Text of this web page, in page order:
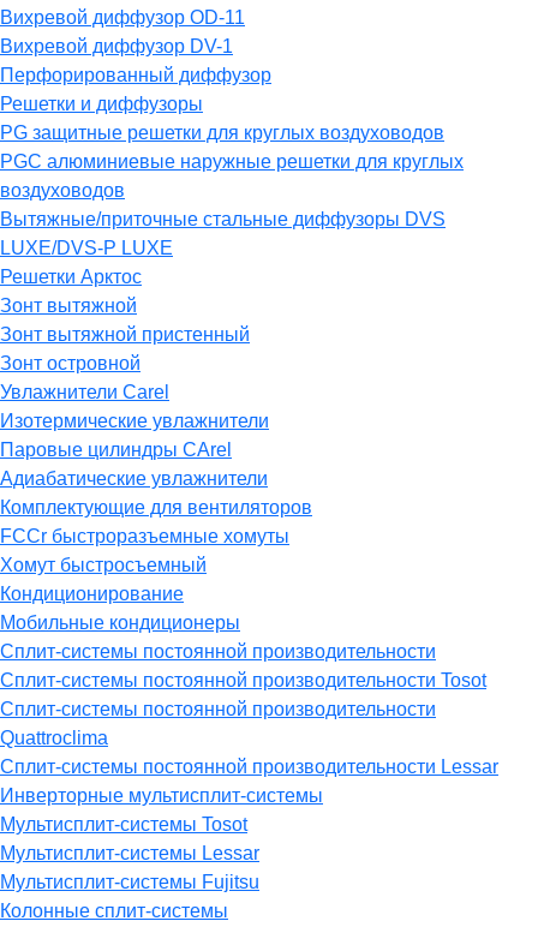
Вихревой диффузор OD-11
Вихревой диффузор DV-1
Перфорированный диффузор
Решетки и диффузоры
PG защитные решетки для круглых воздуховодов
PGC алюминиевые наружные решетки для круглых
воздуховодов
Вытяжные/приточные стальные диффузоры DVS
LUXE/DVS-P LUXE
Решетки Арктос
Зонт вытяжной
Зонт вытяжной пристенный
Зонт островной
Увлажнители Carel
Изотермические увлажнители
Паровые цилиндры CArel
Адиабатические увлажнители
Комплектующие для вентиляторов
FCCr быстроразъемные хомуты
Хомут быстросъемный
Кондиционирование
Мобильные кондиционеры
Сплит-системы постоянной производительности
Сплит-системы постоянной производительности Tosot
Сплит-системы постоянной производительности
Quattroclima
Сплит-системы постоянной производительности Lessar
Инверторные мультисплит-системы
Мультисплит-системы Tosot
Мультисплит-системы Lessar
Мультисплит-системы Fujitsu
Колонные сплит-системы